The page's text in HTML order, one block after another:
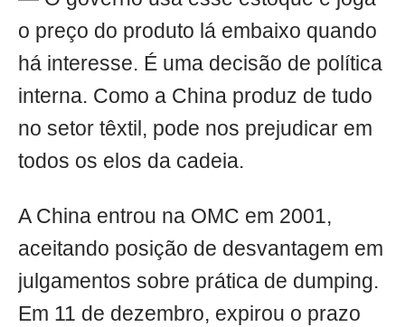
o preço do produto lá embaixo quando
há interesse. É uma decisão de política
interna. Como a China produz de tudo
no setor têxtil, pode nos prejudicar em
todos os elos da cadeia.
A China entrou na OMC em 2001,
aceitando posição de desvantagem em
julgamentos sobre prática de dumping.
Em 11 de dezembro, expirou o prazo